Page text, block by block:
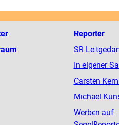
Reporter
SR
In eigener
Carsten
Michael
Werben auf